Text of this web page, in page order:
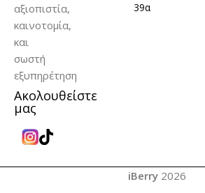
αξιοπιστία,
καινοτομία,
και
σωστή
εξυπηρέτηση
Ακολουθείστε
μας
39α
iBerry 2026